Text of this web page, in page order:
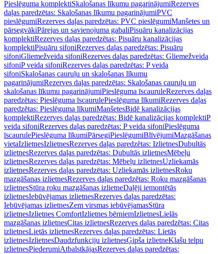
Pieslēguma komplektiSkalošanas līkumu pagarinājumiRezerves
daļas paredzētas: Skalošanas līkumu pagarinājumiPVC
pieslēgumiRezerves daļas paredzētas: PVC pieslēgumiManšetes un
pārsegvākiPārejas un savienojuma gabaliPisuāru kanalizācijas
komplektiRezerves daļas paredzētas: Pisuāru kanalizācijas
komplektiPisuāru sifoniRezerves daļas paredzētas: Pisuāru
sifoniGliemežveida sifoniRezerves daļas paredzētas: Gliemežveida
sifoniP veida sifoniRezerves daļas paredzētas: P veida
sifoniSkalošanas cauruļu un skalošanas līkumu
pagarinājumiRezerves daļas paredzētas: Skalošanas cauruļu un
skalošanas līkumu pagarinājumiPieslēguma īscauruleRezerves daļas
paredzētas: Pieslēguma īscaurulePieslēguma līkumiRezerves daļas
paredzētas: Pieslēguma līkumiManšetesBidē kanalizācijas
komplektiRezerves daļas paredzētas: Bidē kanalizācijas komplektiP
veida sifoniRezerves daļas paredzētas: P veida sifoniPieslēguma
īscaurulePieslēguma līkumiPārsegiPieslēgumiBlīvējumiMazgāšanas
vietaIzlietnesIzlietnesRezerves daļas paredzētas: IzlietnesDubultās
izlietnesRezerves daļas paredzētas: Dubultās izlietnesMēbeļu
izlietnesRezerves daļas paredzētas: Mēbeļu izlietnesUzliekamās
izlietnesRezerves daļas paredzētas: Uzliekamās izlietnesRoku
mazgāšanas izlietnesRezerves daļas paredzētas: Roku mazgāšanas
izlietnesStūra roku mazgāšanas izlietneDaļēji iemontētās
izlietnesIebūvējamas izlietnesRezerves daļas paredzētas:
Iebūvējamas izlietnesZem virsmas iebūvējamasStūra
izlietnesIzlietnes ComfortIzlietnes bērniemIzlietnesLielās
mazgāšanas izlietnesCitas izlietnesRezerves daļas paredzētas: Citas
izlietnesLietās izlietnesRezerves daļas paredzētas: Lietās
izlietnesIzlietnesDaudzfunkciju izlietnesĢipša izlietneKlašu telpu
izlietnesPiederumiAtbalstkājasRezerves daļas paredzētas: